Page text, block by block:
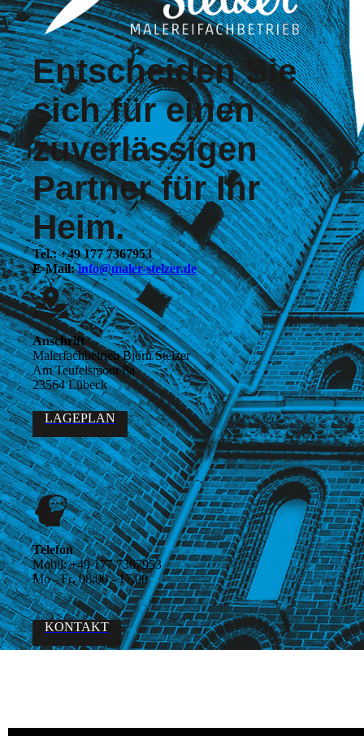
Entscheiden Sie
sich für einen
zuver­lässigen
Partner für Ihr
Heim.
Tel.: +49 177 7367953
E-Mail:info@maler-stelzer.de
Anschrift
Malerfachbetrieb Björn Stelzer
Am Teufelsmoor 8a
23564 Lübeck
LAGEPLAN
Telefon
Mobil:+49 177 7367953
Mo - Fr.08:00 - 17:00
KONTAKT